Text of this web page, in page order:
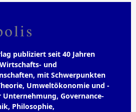
publiziert seit 40 Jahren
und
mit Schwerpunkten
Umweltökonomie und -
Governance-
Philosophie,